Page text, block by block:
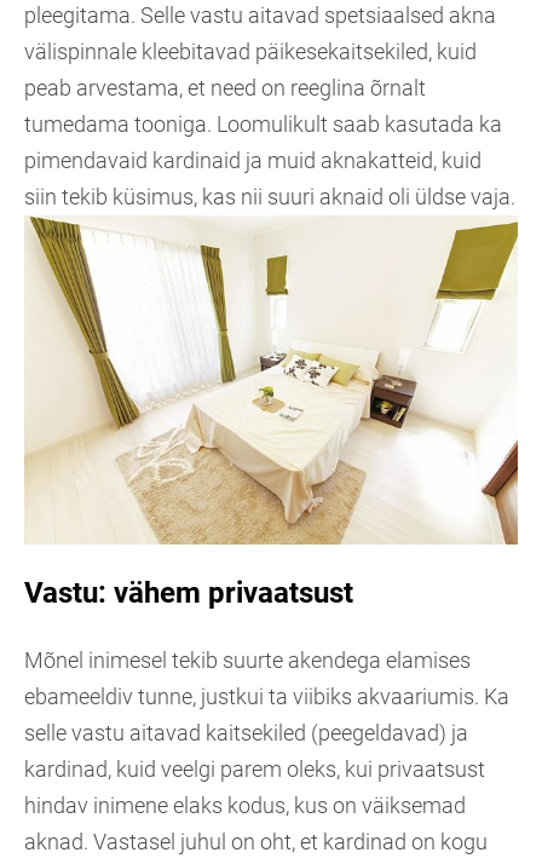
pleegitama. Selle vastu aitavad spetsiaalsed akna
välispinnale kleebitavad päikesekaitsekiled, kuid
peab arvestama, et need on reeglina õrnalt
tumedama tooniga. Loomulikult saab kasutada ka
pimendavaid kardinaid ja muid aknakatteid, kuid
siin tekib küsimus, kas nii suuri aknaid oli üldse vaja.
Vastu: vähem privaatsust
Mõnel inimesel tekib suurte akendega elamises
ebameeldiv tunne, justkui ta viibiks akvaariumis. Ka
selle vastu aitavad kaitsekiled (peegeldavad) ja
kardinad, kuid veelgi parem oleks, kui privaatsust
hindav inimene elaks kodus, kus on väiksemad
aknad. Vastasel juhul on oht, et kardinad on kogu